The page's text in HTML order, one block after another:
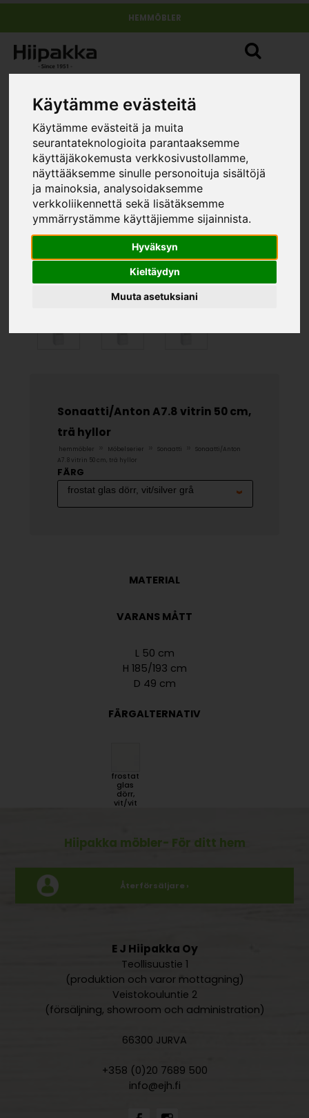
Käytämme evästeitä
Käytämme evästeitä ja muita
seurantateknologioita parantaaksemme
käyttäjäkokemusta verkkosivustollamme,
näyttääksemme sinulle personoituja sisältöjä
ja mainoksia, analysoidaksemme
verkkoliikennettä sekä lisätäksemme
ymmärrystämme käyttäjiemme sijainnista.
Hyväksyn
Kieltäydyn
Muuta asetuksiani
HEMMÖBLER
Sonaatti/Anton A7.8 vitrin 50 cm,
trä hyllor
hemmöbler Möbelserier Sonaatti
Sonaatti/Anton
A7.8 vitrin 50 cm, trä hyllor
FÄRG
MATERIAL
VARANS MÅTT
L 50 cm
H 185/193 cm
D 49 cm
FÄRGALTERNATIV
frostat
glas
dörr,
vit/vit
Hiipakka möbler- För ditt hem
Återförsäljare ›
E J Hiipakka Oy
Teollisuustie 1
(produktion och varor mottagning)
Veistokouluntie 2
(försäljning, showroom och administration)
66300 JURVA
+358 (0)20 7689 500
info@ejh.fi